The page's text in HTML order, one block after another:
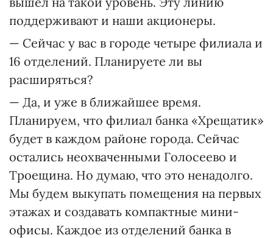
поддерживают и наши акционеры.
— Сейчас у вас в городе четыре филиала и
16 отделений. Планируете ли вы
расширяться?
— Да, и уже в ближайшее время.
Планируем, что филиал банка «Хрещатик»
будет в каждом районе города. Сейчас
остались неохваченными Голосеево и
Троещина. Но думаю, что это ненадолго.
Мы будем выкупать помещения на первых
этажах и создавать компактные мини-
офисы. Каждое из отделений банка в